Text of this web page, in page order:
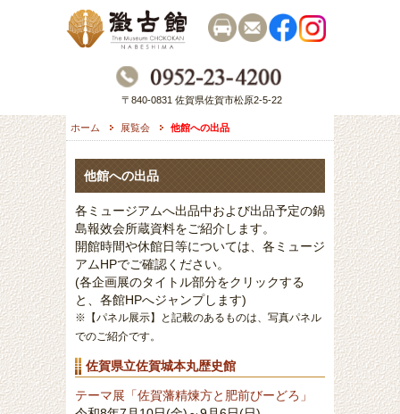
〒840-0831 佐賀県佐賀市松原2-5-22
ホーム 展覧会 他館への出品
他館への出品
各ミュージアムへ出品中および出品予定の鍋
島報效会所蔵資料をご紹介します。
開館時間や休館日等については、各ミュージ
アムHPでご確認ください。
(各企画展のタイトル部分をクリックする
と、各館HPへジャンプします)
※【パネル展示】と記載のあるものは、写真パネル
でのご紹介です。
佐賀県立佐賀城本丸歴史館
テーマ展「佐賀藩精煉方と肥前びーどろ」